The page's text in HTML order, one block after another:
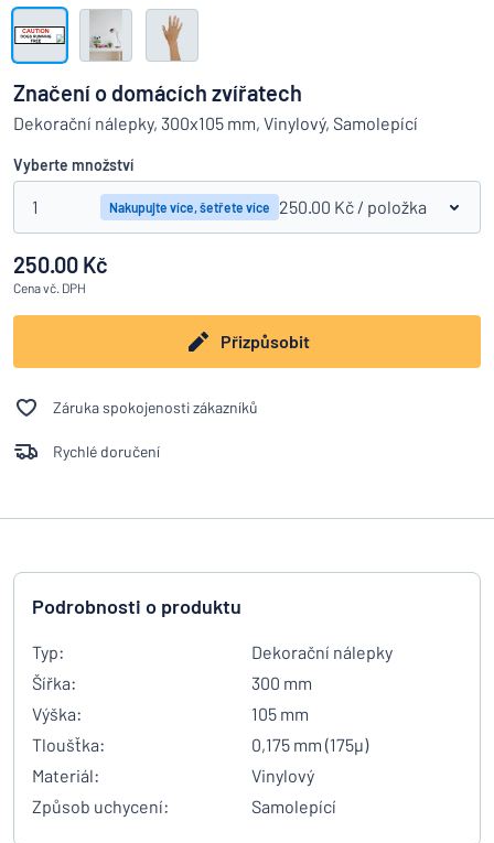
Nenacházíte, co hledáte? Začněte navrhovat
Zobrazit všechny kategorie
Vyžádat
nabídku
Přihlášení
Služby
zákazníkům
Jednotlivec / Podnik
Značení o domácích zvířatech
Dekorační nálepky, 300x105 mm, Vinylový, Samolepící
Vyberte množství
1 Nakupujte více, šetřete více 250.00 Kč / položka
250.00 Kč
Cenavč. DPH
Přizpůsobit
Záruka spokojenosti zákazníků
Rychlé doručení
Podrobnosti o produktu
Typ:
Dekorační nálepky
Šířka:
300 mm
Výška:
105 mm
Tloušťka:
0,175 mm (175µ)
Materiál:
Vinylový
Způsob uchycení:
Samolepící